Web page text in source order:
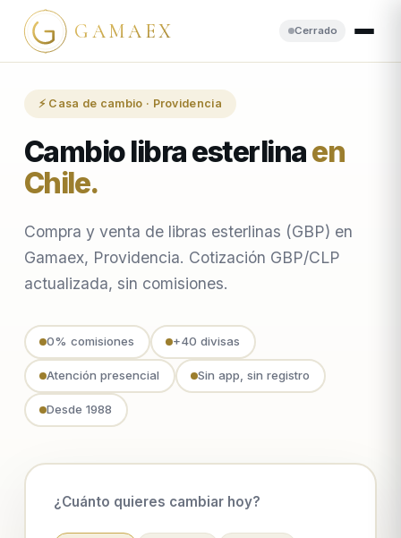
GAMAEX Cerrado
⚡ Casa de cambio · Providencia
Cambio libra esterlinaen
Chile.
Compra y venta de libras esterlinas (GBP) en
Gamaex, Providencia. Cotización GBP/CLP
actualizada, sin comisiones.
0% comisiones +40 divisas
Atención presencial Sin app, sin registro
Desde 1988
¿Cuánto quieres cambiar hoy?